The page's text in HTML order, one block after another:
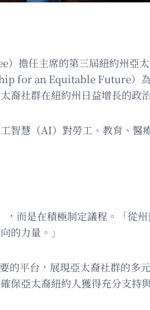
擔任主席的第三屆紐約州亞
for an Equitable Future）為
裔社群在紐約州日益增長的政
智慧（AI）對勞工、教育、
而是在積極制定議程。「從
的力量。」
平台，展現亞太裔社群的多
保亞太裔紐約人獲得充分支持